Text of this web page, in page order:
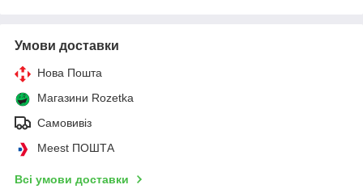
Умови доставки
Нова Пошта
Магазини Rozetka
Самовивіз
Meest ПОШТА
Всі умови доставки